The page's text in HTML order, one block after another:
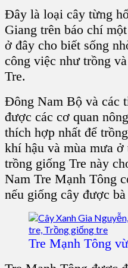
Đây là loại cây từng
Giang trên báo chí
ở đây cho biết sống
công việc như trồng
Tre.
Đông Nam Bộ và các
được các cơ quan
thích hợp nhất để
khí hậu và mùa mưa
trồng giống Tre này
Nam Tre Mạnh Tông
nếu giống cây được
Tre Mạnh Tông